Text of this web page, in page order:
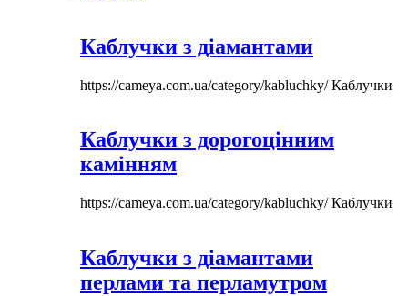
Каблучки з діамантами
https://cameya.com.ua/category/kabluchky/Каблучки
Каблучки з дорогоцінним
камінням
https://cameya.com.ua/category/kabluchky/Каблучки
Каблучки з діамантами
перлами та перламутром